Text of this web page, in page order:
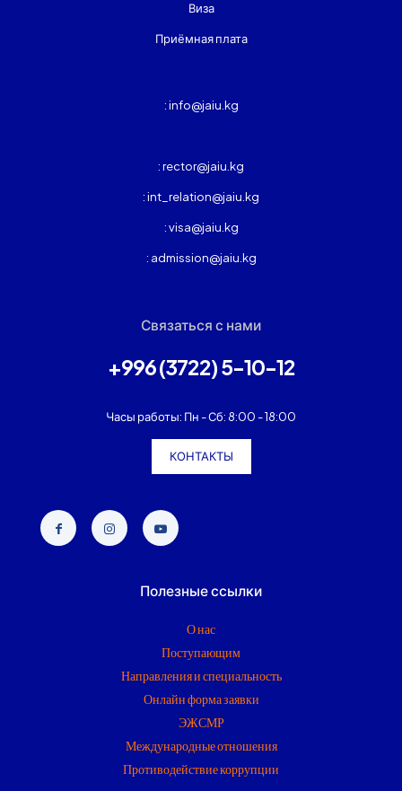
Виза
Приёмная плата
: info@jaiu.kg
: rector@jaiu.kg
: int_relation@jaiu.kg
: visa@jaiu.kg
: admission@jaiu.kg
Связаться с нами
+996 (3722) 5-10-12
Часы работы: Пн - Сб: 8:00 - 18:00
КОНТАКТЫ
Полезные ссылки
О нас
Поступающим
Направления и специальность
Онлайн форма заявки
ЭЖСМР
Международные отношения
Противодействие коррупции